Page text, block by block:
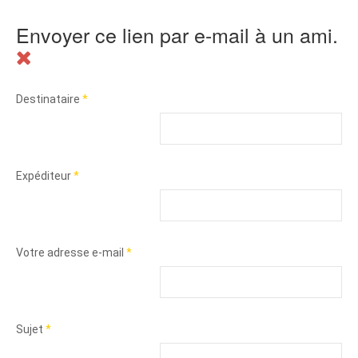
Envoyer ce lien par e-mail à un ami.
Destinataire *
Expéditeur*
Votre adresse e-mail *
Sujet *